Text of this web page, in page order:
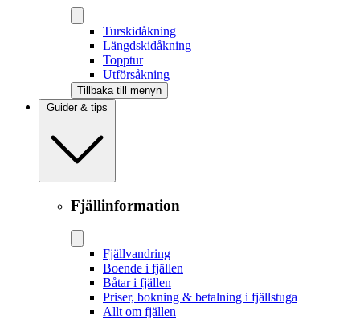
Tur­skidåkning
Längd­skidåkning
Topptur
Utförsåkning
Tillbaka till menyn
Guider & tips
Fjällinformation
Fjällvandring
Boende i fjällen
Båtar i fjällen
Priser, bokning & betalning i fjällstuga
Allt om fjällen